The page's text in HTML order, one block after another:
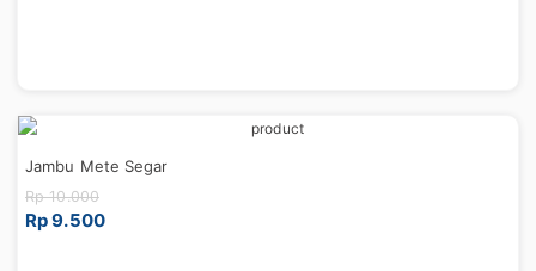
Jambu Mete Segar
Rp 10.000
Rp 9.500